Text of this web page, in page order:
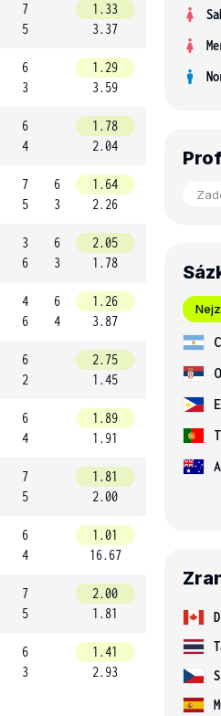
7
5
1.33
3.37
6
3
1.29
3.59
6
4
1.78
2.04
7
5
6
3
1.64
2.26
3
6
6
3
2.05
1.78
4
6
6
4
1.26
3.87
6
2
2.75
1.45
6
4
1.89
1.91
7
5
1.81
2.00
6
4
1.01
16.67
7
5
2.00
1.81
6
3
1.41
2.93